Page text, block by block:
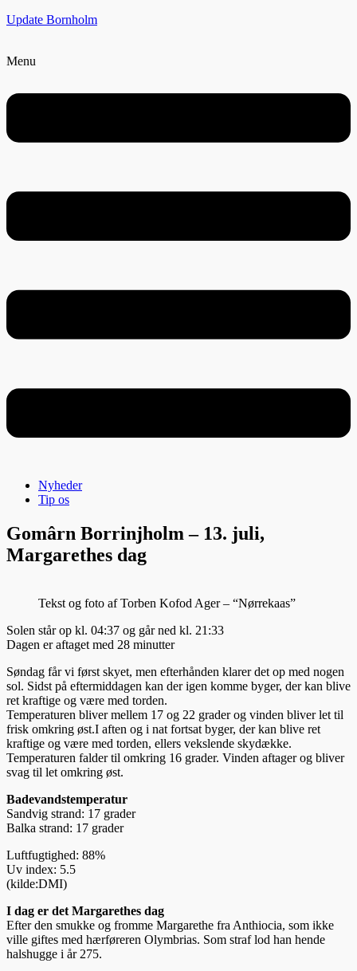
Update Bornholm
Menu
Nyheder
Tip os
Gomârn Borrinjholm – 13. juli,
Margarethes dag
Tekst og foto af Torben Kofod Ager – “Nørrekaas”
Solen står op kl. 04:37 og går ned kl. 21:33
Dagen er aftaget med 28 minutter
Søndag får vi først skyet, men efterhånden klarer det op med nogen
sol. Sidst på eftermiddagen kan der igen komme byger, der kan blive
ret kraftige og være med torden.
Temperaturen bliver mellem 17 og 22 grader og vinden bliver let til
frisk omkring øst.I aften og i nat fortsat byger, der kan blive ret
kraftige og være med torden, ellers vekslende skydække.
Temperaturen falder til omkring 16 grader. Vinden aftager og bliver
svag til let omkring øst.
Badevandstemperatur
Sandvig strand: 17 grader
Balka strand: 17 grader
Luftfugtighed: 88%
Uv index: 5.5
(kilde:DMI)
I dag er det Margarethes dag
Efter den smukke og fromme Margarethe fra Anthiocia, som ikke
ville giftes med hær­føreren Olymbrias. Som straf lod han hende
halshugge i år 275.